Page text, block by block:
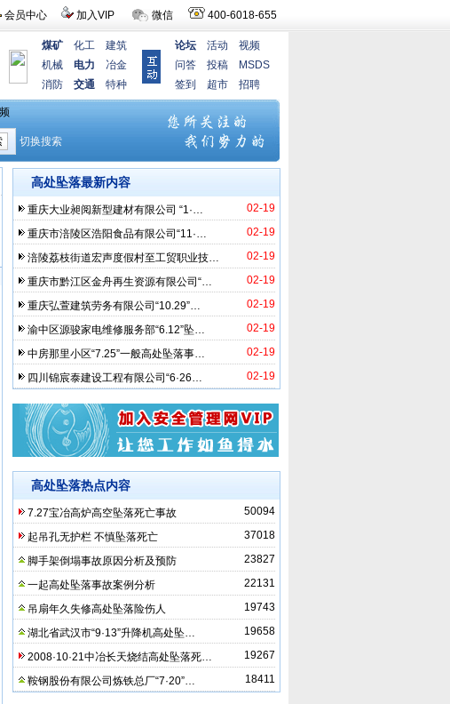
会员中心 加入VIP 微信 400-6018-655
煤矿 化工
建筑
机械
电力
冶金
消防
交通 特种
论坛 活动
视频
问答
投稿
MSDS
签到
超市 招聘
高处坠落最新内容
02-19
重庆大业昶阅新型建材有限公司 “1·…
02-19
重庆市涪陵区浩阳食品有限公司“11·…
02-19
涪陵荔枝街道宏声度假村至工贸职业技…
02-19
重庆市黔江区金舟再生资源有限公司“…
02-19
重庆弘萱建筑劳务有限公司“10.29”…
02-19
渝中区源骏家电维修服务部“6.12”坠…
02-19
中房那里小区“7.25”一般高处坠落事…
02-19
四川锦宸泰建设工程有限公司“6·26…
高处坠落热点内容
50094
7.27宝冶高炉高空坠落死亡事故
37018
起吊孔无护栏 不慎坠落死亡
23827
脚手架倒塌事故原因分析及预防
22131
一起高处坠落事故案例分析
19743
吊扇年久失修高处坠落险伤人
19658
湖北省武汉市“9·13”升降机高处坠…
19267
2008·10·21中冶长天烧结高处坠落死…
18411
鞍钢股份有限公司炼铁总厂“7·20”…